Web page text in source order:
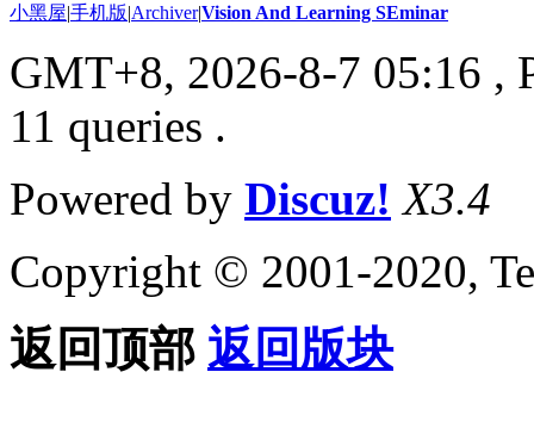
小黑屋|手机版|Archiver|Vision And Learning SEminar
GMT+8, 2026-8-7 05:16 ,
11 queries .
Powered by Discuz! X3.4
Copyright © 2001-2020,
返回顶部 返回版块